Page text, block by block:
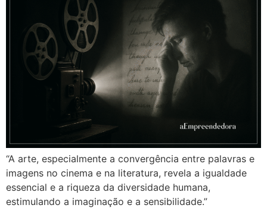
“A arte, especialmente a convergência entre palavras e
imagens no cinema e na literatura, revela a igualdade
essencial e a riqueza da diversidade humana,
estimulando a imaginação e a sensibilidade.”